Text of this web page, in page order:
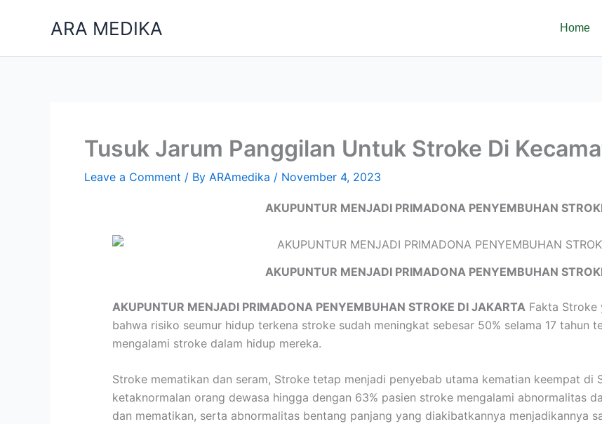
ARA MEDIKA Home
Tusuk Jarum Panggilan Untuk Stroke Di
Leave a Comment / By ARAmedika / November 4, 2023
AKUPUNTUR MENJADI PRIMADONA PENYEMBUHAN
AKUPUNTUR MENJADI PRIMADONA PENYEMBUHAN
AKUPUNTUR MENJADI PRIMADONA PENYEMBUHAN STROKE DI JAKARTA Fakta Stroke
bahwa risiko seumur hidup terkena stroke sudah meningkat sebesar 50% selama 17 tahun
mengalami stroke dalam hidup mereka.
Stroke mematikan dan seram, Stroke tetap menjadi penyebab utama kematian keempat di
ketaknormalan orang dewasa hingga dengan 63% pasien stroke mengalami abnormalitas
dan mematikan, serta abnormalitas bentang panjang yang diakibatkannya menjadikannya